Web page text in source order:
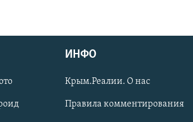
ИНФО
Крым.Реалии. О нас
Правила комментирования